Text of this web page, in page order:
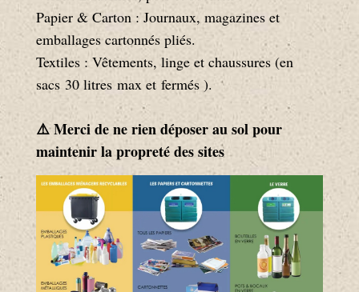
Papier & Carton : Journaux, magazines et
emballages cartonnés pliés.
Textiles : Vêtements, linge et chaussures (en
sacs 30 litres max et fermés ).
⚠️ Merci de ne rien déposer au sol pour
maintenir la propreté des sites